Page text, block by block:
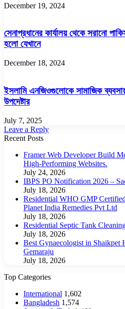
December 19, 2024
সেনাপ্রধানের কার্যালয় থেকে সরানো
হলো যেখানে
December 18, 2024
ইসলামি এনজিওগুলোকে সামাজিক
উপদেষ্টার
July 7, 2025
Leave a Reply
Recent Posts
Framer Web Developer Build
High-Performing Websites.
July 24, 2026
IBPS PO Notification 2026 –
July 18, 2026
Residential WHO GMP
Planet India Remedies Pvt Ltd
July 18, 2026
Residential Septic Tank
July 18, 2026
Best Gynaecologist in Shaikpet
Gemaraju
July 18, 2026
Top Categories
International 1,602
Bangladesh 1,574